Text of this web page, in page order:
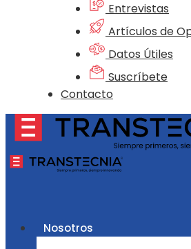
Entrevistas
Artículos de
Datos Útiles
Suscríbete
Contacto
Nosotros